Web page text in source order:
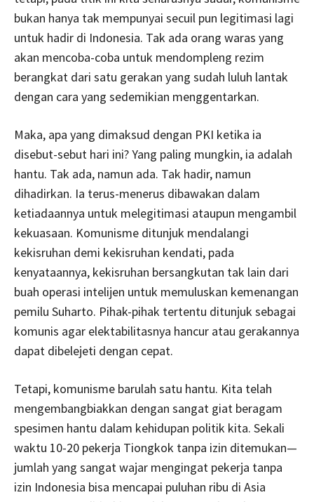
bukan hanya tak mempunyai secuil pun legitimasi lagi
untuk hadir di Indonesia. Tak ada orang waras yang
akan mencoba-coba untuk mendompleng rezim
berangkat dari satu gerakan yang sudah luluh lantak
dengan cara yang sedemikian menggentarkan.
Maka, apa yang dimaksud dengan PKI ketika ia
disebut-sebut hari ini? Yang paling mungkin, ia adalah
hantu. Tak ada, namun ada. Tak hadir, namun
dihadirkan. Ia terus-menerus dibawakan dalam
ketiadaannya untuk melegitimasi ataupun mengambil
kekuasaan. Komunisme ditunjuk mendalangi
kekisruhan demi kekisruhan kendati, pada
kenyataannya, kekisruhan bersangkutan tak lain dari
buah operasi intelijen untuk memuluskan kemenangan
pemilu Suharto. Pihak-pihak tertentu ditunjuk sebagai
komunis agar elektabilitasnya hancur atau gerakannya
dapat dibelejeti dengan cepat.
Tetapi, komunisme barulah satu hantu. Kita telah
mengembangbiakkan dengan sangat giat beragam
spesimen hantu dalam kehidupan politik kita. Sekali
waktu 10-20 pekerja Tiongkok tanpa izin ditemukan—
jumlah yang sangat wajar mengingat pekerja tanpa
izin Indonesia bisa mencapai puluhan ribu di Asia